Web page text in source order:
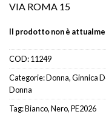
VIA ROMA 15
Il prodotto non è
COD:11249
Categorie:Donna,Ginnica
Donna
Tag:Bianco,Nero,PE2026